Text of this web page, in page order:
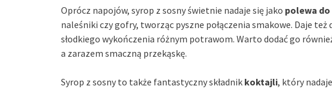
Oprócz napojów, syrop z sosny świetnie nadaje się jako polewa
naleśniki czy gofry, tworząc pyszne połączenia smakowe. Daje też
słodkiego wykończenia różnym potrawom. Warto dodać go
a zarazem smaczną przekąskę.
Syrop z sosny to także fantastyczny składnik koktajli, który